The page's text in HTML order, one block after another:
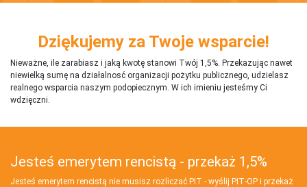
Dziękujemy za Twoje wsparcie!
Nieważne, ile zarabiasz i jaką kwotę stanowi Twój 1,5%. Przekazując nawet
niewielką sumę na działalnosć organizacji pożytku publicznego, udzielasz
realnego wsparcia naszym podopiecznym. W ich imieniu jesteśmy Ci
wdzięczni.
Jesteś emerytem rencistą - przekaż 1,5%
Jesteś emerytem rencistą nie musisz rozliczać PIT - wyślij PIT‑OP i przekaż